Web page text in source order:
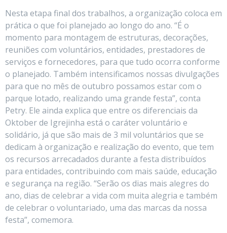
Nesta etapa final dos trabalhos, a organização coloca em
prática o que foi planejado ao longo do ano. “É o
momento para montagem de estruturas, decorações,
reuniões com voluntários, entidades, prestadores de
serviços e fornecedores, para que tudo ocorra conforme
o planejado. Também intensificamos nossas divulgações
para que no mês de outubro possamos estar com o
parque lotado, realizando uma grande festa”, conta
Petry. Ele ainda explica que entre os diferenciais da
Oktober de Igrejinha está o caráter voluntário e
solidário, já que são mais de 3 mil voluntários que se
dedicam à organização e realização do evento, que tem
os recursos arrecadados durante a festa distribuídos
para entidades, contribuindo com mais saúde, educação
e segurança na região. “Serão os dias mais alegres do
ano, dias de celebrar a vida com muita alegria e também
de celebrar o voluntariado, uma das marcas da nossa
festa”, comemora.